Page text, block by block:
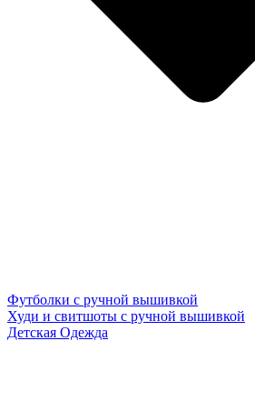
Футболки с ручной вышивкой
Худи и свитшоты с ручной вышивкой
Детская Одежда